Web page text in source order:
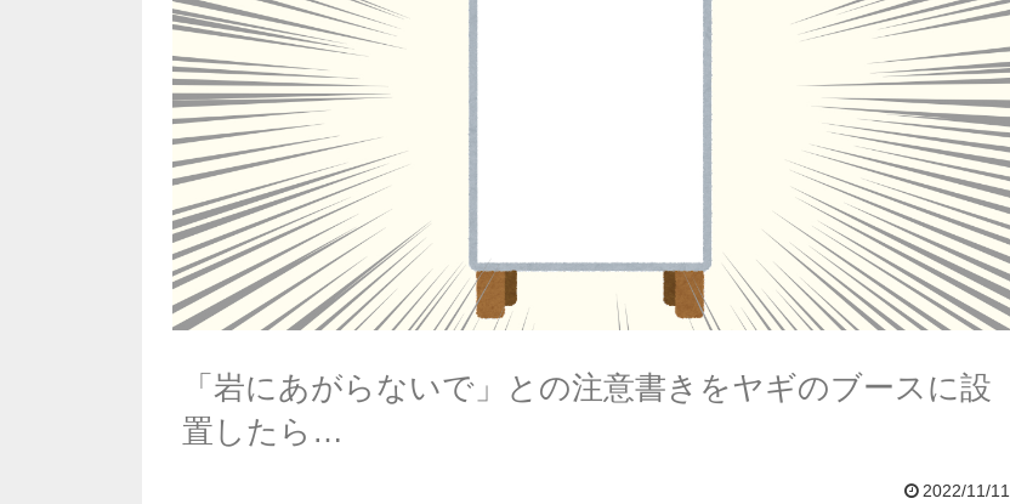
「岩にあがらないで」との注意書きをヤギのブースに設
置したら…
2022/11/11